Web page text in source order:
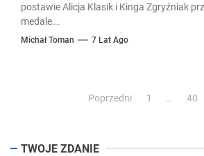
postawie Alicja Klasik i Kinga Zgryźniak
medale...
Michał Toman 7 Lat Ago
StronicowaniePoprzedni 1 … 40
TWOJE ZDANIE